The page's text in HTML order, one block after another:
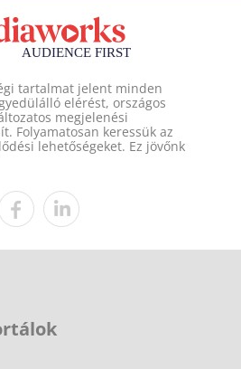
tartalmat jelent minden
elérést, országos
megjelenési
Folyamatosan keressük az
lehetőségeket. Ez jövőnk